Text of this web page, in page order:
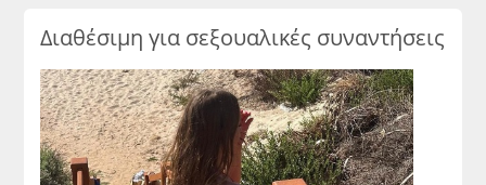
Διαθέσιμη για σεξουαλικές συναντήσεις